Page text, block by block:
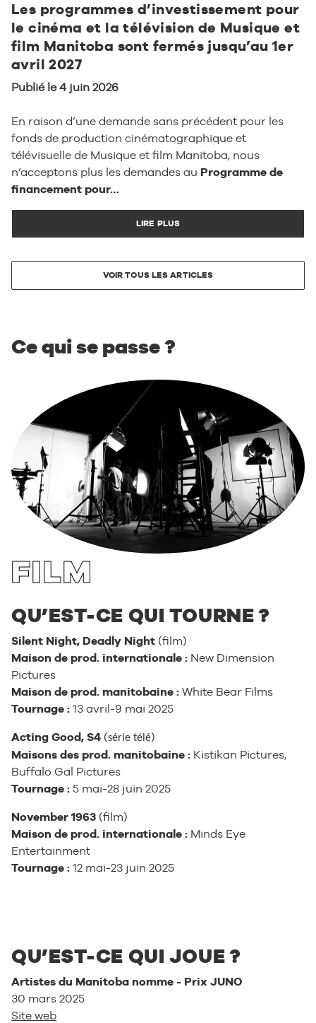
Les programmes d’investissement pour
le cinéma et la télévision de Musique et
film Manitoba sont fermés jusqu’au 1er
avril 2027
Publié le 4 juin 2026
En raison d’une demande sans précédent pour les
fonds de production cinématographique et
télévisuelle de Musique et film Manitoba, nous
n’acceptons plus les demandes au Programme de
financement pour…
LIRE PLUS
VOIR TOUS LES ARTICLES
Ce qui se passe ?
FILM
QU’EST-CE QUI TOURNE ?
Silent Night, Deadly Night (film)
Maison de prod. internationale : New Dimension
Pictures
Maison de prod. manitobaine : White Bear Films
Tournage : 13 avril-9 mai 2025
Acting Good, S4 (série télé)
Maisons des prod. manitobaine : Kistikan Pictures,
Buffalo Gal Pictures
Tournage : 5 mai-28 juin 2025
November 1963 (film)
Maison de prod. internationale : Minds Eye
Entertainment
Tournage : 12 mai-23 juin 2025
QU’EST-CE QUI JOUE ?
Artistes du Manitoba nomme - Prix JUNO
30 mars 2025
Site web